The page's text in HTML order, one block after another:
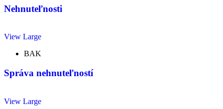
Nehnuteľnosti
View Large
BAK
Správa nehnuteľností
View Large